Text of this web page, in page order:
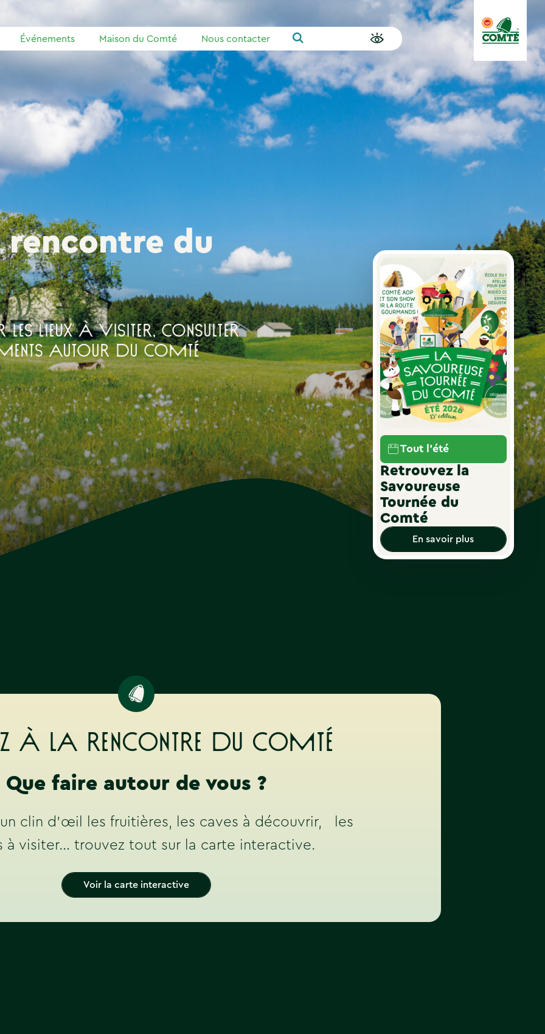
Événements Maison du Comté Nous contacter
rencontre du
les lieux à visiter, consulter
autour du Comté
Tout l'été
Retrouvez la
Savoureuse
Tournée du
Comté
En savoir plus
à la rencontre du Comté
Que faire autour de vous ?
clin d’œil les fruitières, les caves à découvrir, les
à visiter… trouvez tout sur la carte interactive.
Voir la carte interactive